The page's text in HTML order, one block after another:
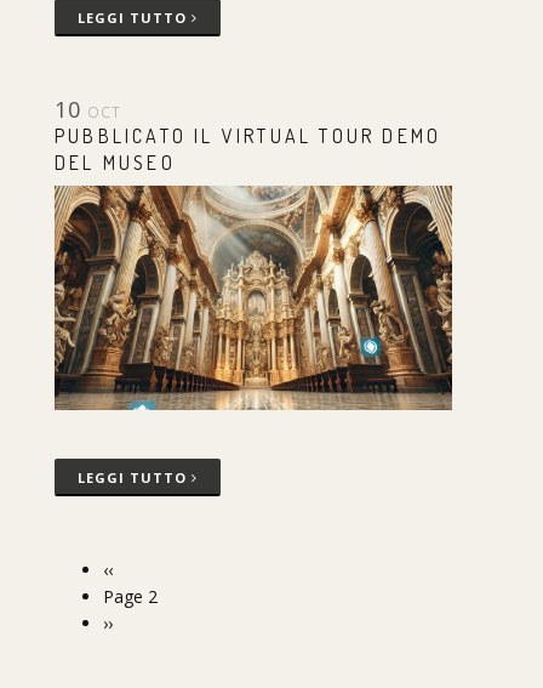
LEGGI TUTTO
10 OCT
PUBBLICATO IL VIRTUAL TOUR DEMO
DEL MUSEO
LEGGI TUTTO
Pagination
Previous
page
‹‹
Page 2
Next
››